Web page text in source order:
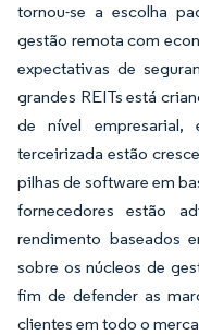
tornou-se a escolha
gestão remota com
expectativas de
grandes REITs está
de nível empresarial,
terceirizada estão
pilhas de software em
fornecedores estão
rendimento baseados
sobre os núcleos de
fim de defender as
clientes em todo o